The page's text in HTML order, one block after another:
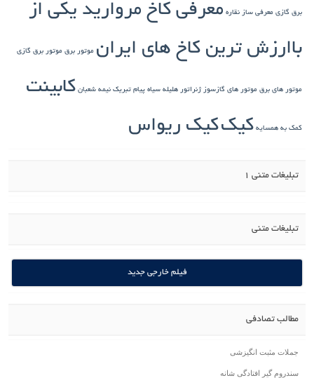
برق گازی معرفی ساز نقاره معرفی کاخ مروارید یکی از
باارزش ترین کاخ های ایران موتور برق موتور برق گازی
موتور های برق موتور های گازسوز ژنراتور هلیله سیاه پیام تبریک نیمه شعبان کابینت
کمک به همسایه کیککیک ریواس
تبلیغات متنی 1
تبلیغات متنی
فیلم خارجی جدید
مطالب تصادفی
جملات مثبت انگیزشی
سندروم گیر افتادگی شانه